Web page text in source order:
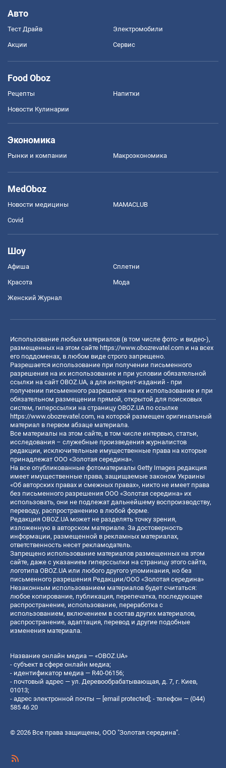
Авто
Тест Драйв Электромобили
Акции Сервис
Food Oboz
Рецепты Напитки
Новости Кулинарии
Экономика
Рынки и компании Mакроэкономика
MedOboz
Новости медицины MAMACLUB
Covid
Шоу
Афиша Сплетни
Красота Мода
Женский Журнал
Использование любых материалов (в том числе фото- и видео-),
размещенных на этом сайте https://www.obozrevatel.com и на всех
его поддоменах, в любом виде строго запрещено.
Разрешается использование при получении письменного
разрешения на их использование и при условии обязательной
ссылки на сайт OBOZ.UA, а для интернет-изданий - при
получении письменного разрешения на их использование и при
обязательном размещении прямой, открытой для поисковых
систем, гиперссылки на страницу OBOZ.UA по ссылке
https://www.obozrevatel.com, на которой размещен оригинальный
материал в первом абзаце материала.
Все материалы на этом сайте, в том числе интервью, статьи,
исследования – служебные произведения журналистов
редакции, исключительные имущественные права на которые
принадлежат ООО «Золотая середина».
На все опубликованные фотоматериалы Getty Images редакция
имеет имущественные права, защищаемые законом Украины
«Об авторских правах и смежных правах», никто не имеет права
без письменного разрешения ООО «Золотая середина» их
использовать, они не подлежат дальнейшему воспроизводству,
переводу, распространению в любой форме.
Редакция OBOZ.UA может не разделять точку зрения,
изложенную в авторском материале. За достоверность
информации, размещенной в рекламных материалах,
ответственность несет рекламодатель.
Запрещено использование материалов размещенных на этом
сайте, даже с указанием гиперссылки на страницу этого сайта,
логотипа OBOZ.UA или любого другого упоминания, но без
письменного разрешения Редакции/ООО «Золотая середина»
Незаконным использованием материалов будет считаться:
любое копирование, публикация, перепечатка, последующее
распространение, использование, переработка с
использованием, включением в состав других материалов,
распространение, адаптация, перевод и другие подобные
изменения материала.
Название онлайн медиа — «OBOZ.UA»
- субъект в сфере онлайн медиа;
- идентификатор медиа — R40-06156;
- почтовый адрес — ул. Деревообрабатывающая, д. 7, г. Киев,
01013;
- адрес электронной почты — [email protected]; - телефон — (044)
585 46 20
© 2026 Все права защищены, ООО "Золотая середина".